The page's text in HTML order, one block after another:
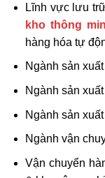
Lĩnh vực lưu
kho thông
hàng hóa tự
Ngành sản
Ngành sản
Ngành sản
Ngành vận
Vận chuyển